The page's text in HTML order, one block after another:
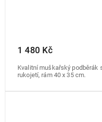
1 480 Kč
Kvalitní muškařský podběrák
rukojetí, rám 40 x 35 cm.